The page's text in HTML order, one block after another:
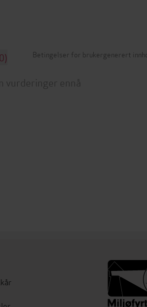
Betingelser for brukergenerert
vurderinger ennå